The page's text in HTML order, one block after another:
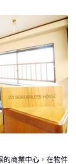
的商業中心，在物件